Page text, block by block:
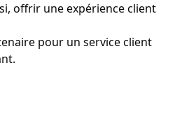
offrir une expérience client
pour un service client